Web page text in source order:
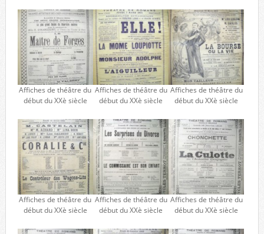
Affiches de théâtre du
début du XXè siècle
Affiches de théâtre du
début du XXè siècle
Affiches de théâtre du
début du XXè siècle
Affiches de théâtre du
début du XXè siècle
Affiches de théâtre du
début du XXè siècle
Affiches de théâtre du
début du XXè siècle